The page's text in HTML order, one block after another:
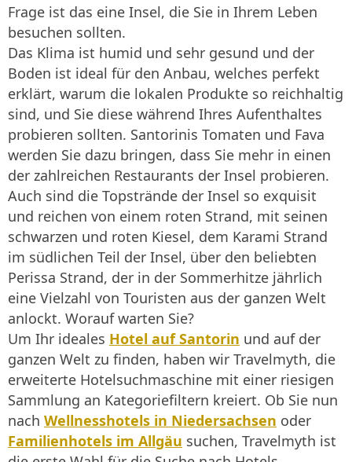
Frage ist das eine Insel, die Sie in Ihrem Leben
besuchen sollten.
Das Klima ist humid und sehr gesund und der
Boden ist ideal für den Anbau, welches perfekt
erklärt, warum die lokalen Produkte so reichhaltig
sind, und Sie diese während Ihres Aufenthaltes
probieren sollten. Santorinis Tomaten und Fava
werden Sie dazu bringen, dass Sie mehr in einen
der zahlreichen Restaurants der Insel probieren.
Auch sind die Topstrände der Insel so exquisit
und reichen von einem roten Strand, mit seinen
schwarzen und roten Kiesel, dem Karami Strand
im südlichen Teil der Insel, über den beliebten
Perissa Strand, der in der Sommerhitze jährlich
eine Vielzahl von Touristen aus der ganzen Welt
anlockt. Worauf warten Sie?
Um Ihr ideales Hotel auf Santorin und auf der
ganzen Welt zu finden, haben wir Travelmyth, die
erweiterte Hotelsuchmaschine mit einer riesigen
Sammlung an Kategoriefiltern kreiert. Ob Sie nun
nach Wellnesshotels in Niedersachsen oder
Familienhotels im Allgäu suchen, Travelmyth ist